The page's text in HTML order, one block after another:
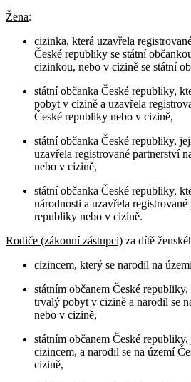
Žena:
cizinka, která uzavřela
České republiky se státní
cizinkou, nebo v cizině se státní
státní občanka České republiky,
pobyt v cizině a uzavřela
České republiky nebo v cizině,
státní občanka České republiky,
uzavřela registrované partnerství
nebo v cizině,
státní občanka České republiky,
národnosti a uzavřela
republiky nebo v cizině.
Rodiče (zákonní zástupci) za dítě
cizincem, který se narodil na
státním občanem České
trvalý pobyt v cizině a narodil se
nebo v cizině,
státním občanem České
cizincem, a narodil se na území
cizině,